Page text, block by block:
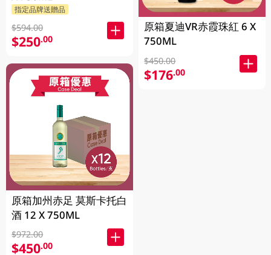
指定品牌送贈品
$594.00
$250.00
原箱加州赤足 莫斯卡托白
酒 12 X 750ML
$972.00
$450.00
原箱夏迪VR赤霞珠紅 6 X
750ML
$450.00
$176.00